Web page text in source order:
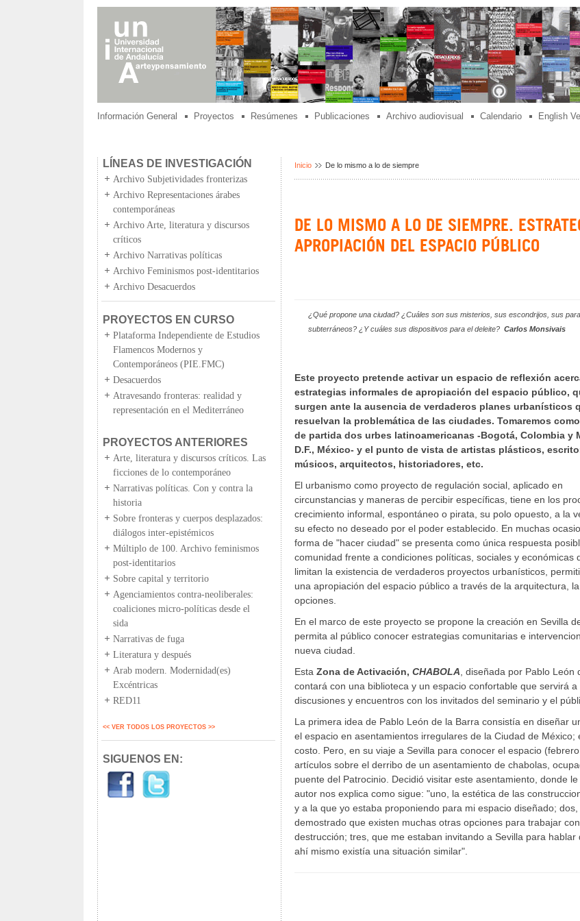
Información General Proyectos Resúmenes Publicaciones Archivo audiovisual Calendario English
LÍNEAS DE INVESTIGACIÓN
Archivo Subjetividades fronterizas
Archivo Representaciones árabes
contemporáneas
Archivo Arte, literatura y discursos
críticos
Archivo Narrativas políticas
Archivo Feminismos post-identitarios
Archivo Desacuerdos
PROYECTOS EN CURSO
Plataforma Independiente de Estudios
Flamencos Modernos y
Contemporáneos (PIE.FMC)
Desacuerdos
Atravesando fronteras: realidad y
representación en el Mediterráneo
PROYECTOS ANTERIORES
Arte, literatura y discursos críticos. Las
ficciones de lo contemporáneo
Narrativas políticas. Con y contra la
historia
Sobre fronteras y cuerpos desplazados:
diálogos inter-epistémicos
Múltiplo de 100. Archivo feminismos
post-identitarios
Sobre capital y territorio
Agenciamientos contra-neoliberales:
coaliciones micro-políticas desde el
sida
Narrativas de fuga
Literatura y después
Arab modern. Modernidad(es)
Excéntricas
RED11
<< VER TODOS LOS PROYECTOS >>
SIGUENOS EN:
Inicio De lo mismo a lo de siempre
DE LO MISMO A LO DE SIEMPRE.
APROPIACIÓN DEL ESPACIO PÚBLICO
¿Qué propone una ciudad? ¿Cuáles son sus misterios, sus escondrijos, sus
subterráneos? ¿Y cuáles sus dispositivos para el deleite? Carlos Monsivais
Este proyecto pretende activar un espacio de reflexión
estrategias informales de apropiación del espacio público,
surgen ante la ausencia de verdaderos planes urbanísticos
resuelvan la problemática de las ciudades. Tomaremos
de partida dos urbes latinoamericanas -Bogotá, Colombia y
D.F., México- y el punto de vista de artistas plásticos,
músicos, arquitectos, historiadores, etc.
El urbanismo como proyecto de regulación social, aplicado en
circunstancias y maneras de percibir específicas, tiene en los
crecimiento informal, espontáneo o pirata, su polo opuesto, a la
su efecto no deseado por el poder establecido. En muchas
forma de "hacer ciudad" se presenta como única respuesta
comunidad frente a condiciones políticas, sociales y económicas
limitan la existencia de verdaderos proyectos urbanísticos,
una apropiación del espacio público a través de la arquitectura,
opciones.
En el marco de este proyecto se propone la creación en Sevilla
permita al público conocer estrategias comunitarias e
nueva ciudad.
Esta Zona de Activación, CHABOLA , diseñada por Pablo
contará con una biblioteca y un espacio confortable que servirá
discusiones y encuentros con los invitados del seminario y el
La primera idea de Pablo León de la Barra consistía en diseñar
el espacio en asentamientos irregulares de la Ciudad de
costo. Pero, en su viaje a Sevilla para conocer el espacio
artículos sobre el derribo de un asentamiento de chabolas,
puente del Patrocinio. Decidió visitar este asentamiento, donde
autor nos explica como sigue: "uno, la estética de las
y a la que yo estaba proponiendo para mi espacio diseñado;
demostrado que existen muchas otras opciones para trabajar
destrucción; tres, que me estaban invitando a Sevilla para
ahí mismo existía una situación similar".